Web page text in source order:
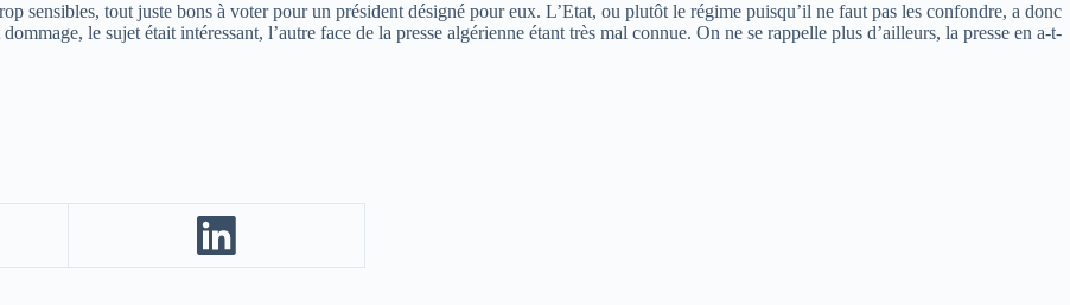
sensibles, tout juste bons à voter pour un président désigné pour eux. L’Etat, ou plutôt le régime puisqu’il ne faut pas les confondre, a donc
le sujet était intéressant, l’autre face de la presse algérienne étant très mal connue. On ne se rappelle plus d’ailleurs, la presse en a-t-